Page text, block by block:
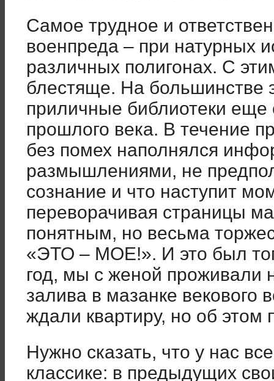
Самое трудное и
военпреда – при натурных
различных полигонах. С
блестяще. На большинстве
приличные библиотеки еще
прошлого века. В течение
без помех наполнялся
размышлениями, не
сознание и что наступит
переворачивая страницы
понятным, но весьма
«ЭТО – МОЕ!». И это был
год, мы с женой проживали
залива в мазанке векового
ждали квартиру, но об этом
Нужно сказать, что у нас
классике: в предыдущих